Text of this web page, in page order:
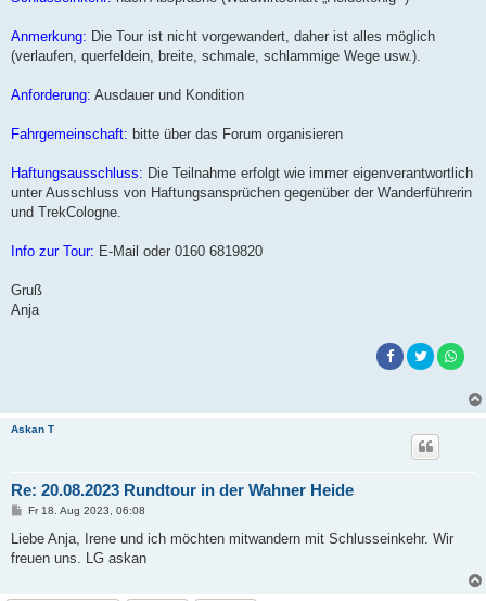
Anmerkung: Die Tour ist nicht vorgewandert, daher ist alles möglich
(verlaufen, querfeldein, breite, schmale, schlammige Wege usw.).
Anforderung: Ausdauer und Kondition
Fahrgemeinschaft: bitte über das Forum organisieren
Haftungsausschluss: Die Teilnahme erfolgt wie immer eigenverantwortlich
unter Ausschluss von Haftungsansprüchen gegenüber der Wanderführerin
und TrekCologne.
Info zur Tour: E-Mail oder 0160 6819820
Gruß
Anja
Askan T
Re: 20.08.2023 Rundtour in der Wahner Heide
B
i
r
Fr 18. Aug 2023, 06:08
Liebe Anja, Irene und ich möchten mitwandern mit Schlusseinkehr. Wir
freuen uns. LG askan